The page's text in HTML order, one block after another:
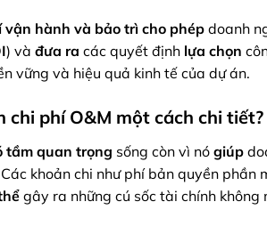
vận hành và bảo trì cho phép doanh
) và đưa ra các quyết định lựa chọn
vững và hiệu quả kinh tế của dự án.
chi phí O&M một cách chi tiết?
tầm quan trọng sống còn vì nó giúp
khoản chi như phí bản quyền
gây ra những cú sốc tài chính không